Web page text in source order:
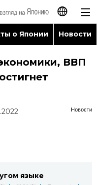
日本語
English
о Японии Новости
ВВП
Новости
языке